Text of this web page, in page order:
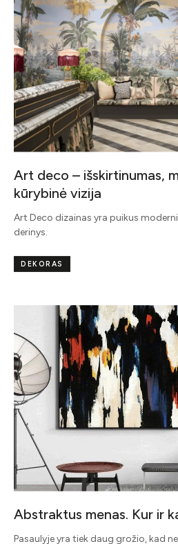
Art deco – išskirtinumas,
kūrybinė vizija
Art Deco dizainas yra puikus
derinys.
DEKORAS
Abstraktus menas. Kur ir
Pasaulyje yra tiek daug grožio, kad